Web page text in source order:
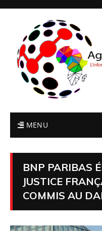
MENU
BNP PARIBAS
JUSTICE
COMMIS AU